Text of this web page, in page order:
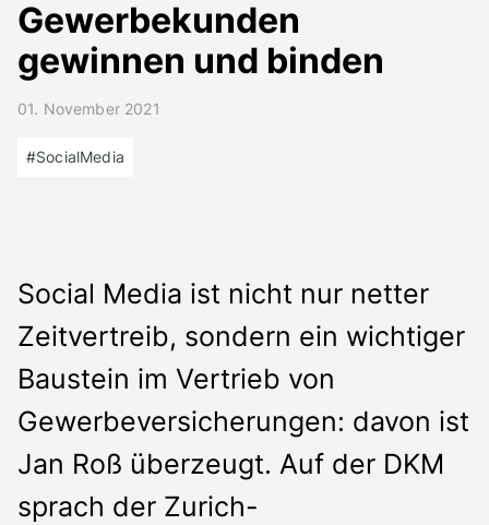
Kontakt
Gewerbekunden
gewinnen und binden
01. November 2021
#SocialMedia
Social Media ist nicht nur netter
Zeitvertreib, sondern ein wichtiger
Baustein im Vertrieb von
Gewerbeversicherungen: davon ist
Jan Roß überzeugt. Auf der DKM
sprach der Zurich-